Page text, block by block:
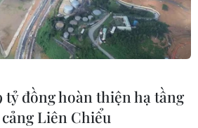
yêu cầu.
(Vietnam+)
tỷ đồng hoàn thiện hạ tầng
Liên Chiểu